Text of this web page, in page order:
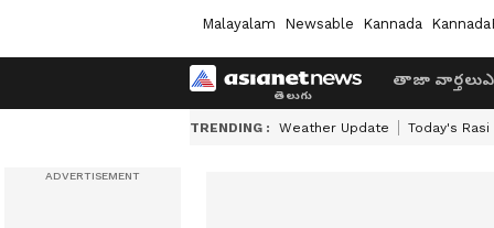
Malayalam Newsable Kannada
తాజా వార్తలు
TRENDING : Weather Update Today's Rasi